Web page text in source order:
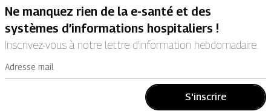
Ne manquez rien de la e-santé et des
systèmes d’informations hospitaliers !
Inscrivez-vous à notre lettre d’information hebdomadaire.
Adresse mail
S'inscrire